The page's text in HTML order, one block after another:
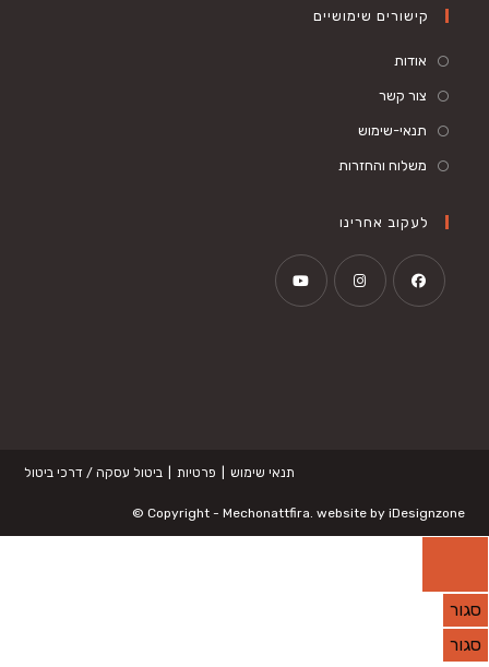
קישורים שימושיים
אודות
צור קשר
תנאי-שימוש
משלוח והחזרות
לעקוב אחרינו
תנאי שימוש פרטיות ביטול עסקה / דרכי ביטול
Copyright - Mechonattfira . website by iDesignzone
©
סגור
סגור